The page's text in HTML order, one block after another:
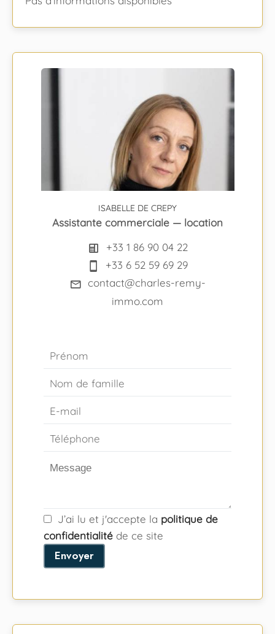
ISABELLE DE CREPY
Assistante commerciale — location
+33 1 86 90 04 22
+33 6 52 59 69 29
contact@charles-remy-
immo.com
J’ai lu et j'accepte la politique de
confidentialité de ce site
Envoyer